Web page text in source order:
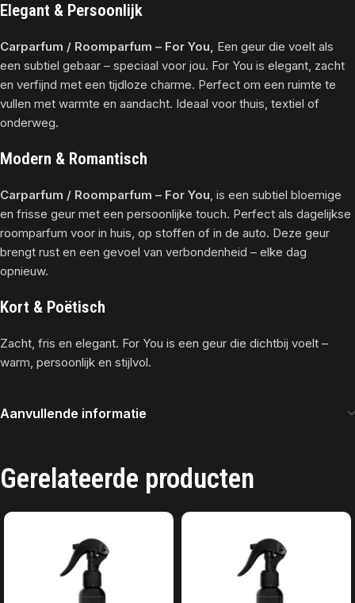
Elegant & Persoonlijk
Carparfum / Roomparfum – For You, Een geur die voelt als
een subtiel gebaar – speciaal voor jou. For You is elegant, zacht
en verfijnd met een tijdloze charme. Perfect om een ruimte te
vullen met warmte en aandacht. Ideaal voor thuis, textiel of
onderweg.
Modern & Romantisch
Carparfum / Roomparfum – For You, is een subtiel bloemige
en frisse geur met een persoonlijke touch. Perfect als dagelijkse
roomparfum voor in huis, op stoffen of in de auto. Deze geur
brengt rust en een gevoel van verbondenheid – elke dag
opnieuw.
Kort & Poëtisch
Zacht, fris en elegant. For You is een geur die dichtbij voelt –
warm, persoonlijk en stijlvol.
Aanvullende informatie
Gerelateerde producten